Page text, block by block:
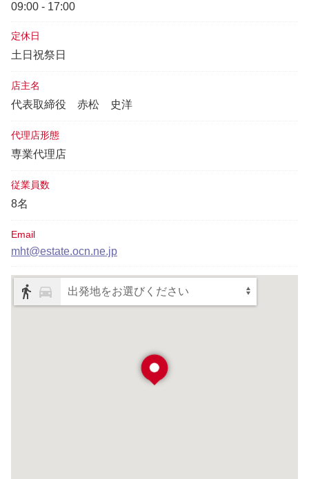
09:00 - 17:00
定休日
土日祝祭日
店主名
代表取締役 赤松 史洋
代理店形態
専業代理店
従業員数
8名
Email
mht@estate.ocn.ne.jp
出発地をお選びください